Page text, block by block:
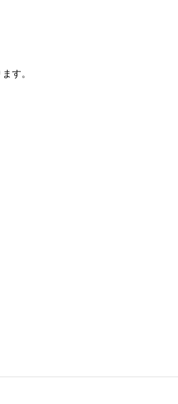
す。